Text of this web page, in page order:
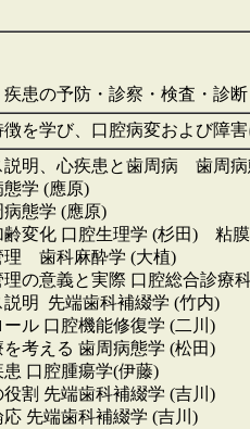
疾患の予防・診察・検査・診
を学び、口腔病変および障
明、心疾患と歯周病 歯周病
学 (應原)
態学 (應原)
齢変化 口腔生理学 (杉田) 粘
理 歯科麻酔学 (大植)
の意義と実際 口腔総合診療科
明 先端歯科補綴学 (竹内)
ール 口腔機能修復学 (二川)
考える 歯周病態学 (松田)
患 口腔腫瘍学(伊藤)
割 先端歯科補綴学 (吉川)
先端歯科補綴学 (吉川)